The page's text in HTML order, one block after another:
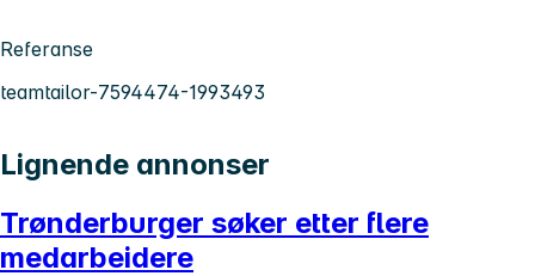
Referanse
teamtailor-7594474-1993493
Lignende annonser
Trønderburger søker etter flere
medarbeidere